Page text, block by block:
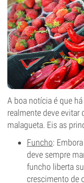
A boa notícia é que
realmente deve
malagueta. Eis as
Funcho:
deve sempre
funcho liberta
crescimento de